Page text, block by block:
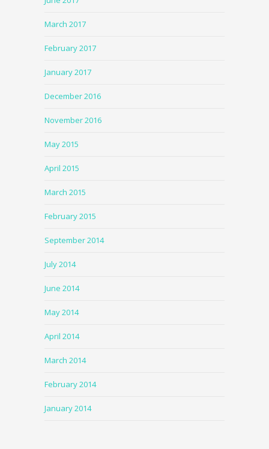
March 2017
February 2017
January 2017
December 2016
November 2016
May 2015
April 2015
March 2015
February 2015
September 2014
July 2014
June 2014
May 2014
April 2014
March 2014
February 2014
January 2014